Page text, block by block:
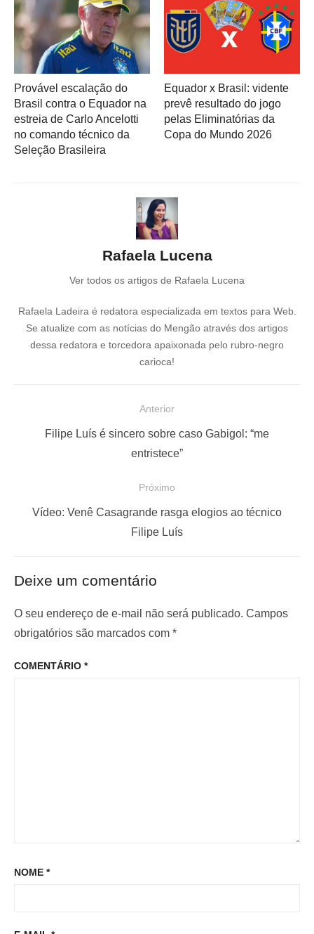
Provável escalação do
Brasil contra o Equador na
estreia de Carlo Ancelotti
no comando técnico da
Seleção Brasileira
Equador x Brasil: vidente
prevê resultado do jogo
pelas Eliminatórias da
Copa do Mundo 2026
Rafaela Lucena
Ver todos os artigos de Rafaela Lucena
Rafaela Ladeira é redatora especializada em textos para Web.
Se atualize com as notícias do Mengão através dos artigos
dessa redatora e torcedora apaixonada pelo rubro-negro
carioca!
o
e
P
o
Anterior
i
o
:
Filipe Luís é sincero sobre caso Gabigol: “me
entristece”
Próximo
m
o
o
Vídeo: Venê Casagrande rasga elogios ao técnico
Filipe Luís
Deixe um comentário
O seu endereço de e-mail não será publicado. Campos
obrigatórios são marcados com *
COMENTÁRIO *
NOME *